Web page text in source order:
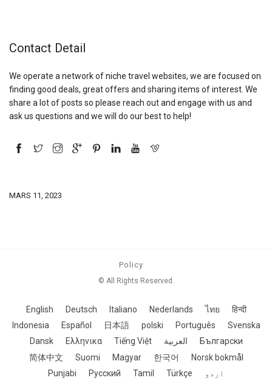
Contact Detail
We operate a network of niche travel websites, we are focused on
finding good deals, great offers and sharing items of interest. We
share a lot of posts so please reach out and engage with us and
ask us questions and we will do our best to help!
MARS 11, 2023
Policy
© All Rights Reserved.
English Deutsch Italiano Nederlands ไทย
हिन्दी
Indonesia
Español 日本語 polski Português
Svenska
Dansk
Ελληνικα Tiếng Việt العربية
Български
简体中文
Suomi Magyar 한국어
Norsk bokmål
Punjabi
Русский Tamil Türkçe اردو